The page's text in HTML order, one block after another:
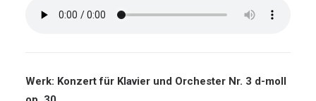
Werk: Konzert für Klavier und Orchester Nr. 3 d-moll